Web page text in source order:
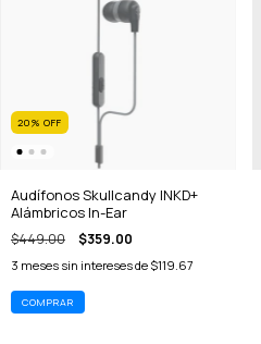
20% OFF
Audífonos Skullcandy INKD+
Alámbricos In-Ear
$449.00 $359.00
3 meses sin intereses de $119.67